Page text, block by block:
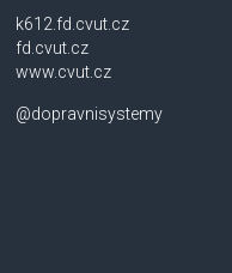
k612.fd.cvut.cz
fd.cvut.cz
www.cvut.cz
@dopravnisystemy